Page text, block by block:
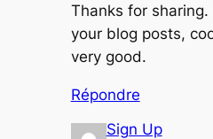
Thanks for
your blog posts,
very good.
Répondre
Sign Up